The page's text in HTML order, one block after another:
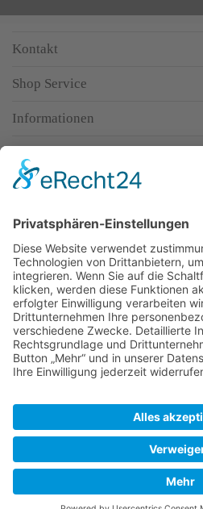
Kontakt
Shop Service
Informationen
Top-Anbieter
Spitzenqualität
Kompetente Beratung
Partner
* Alle Preise inkl. gesetzl.
Warum
Allgemeine Geschäftsbedingungen
Impressum